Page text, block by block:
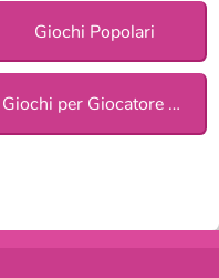
Giochi Popolari
Giochi per Giocatore Singolo